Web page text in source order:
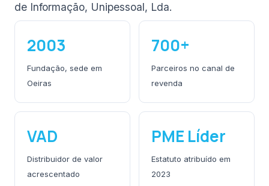
de Informação, Unipessoal, Lda.
2003
Fundação, sede em
Oeiras
700+
Parceiros no canal de
revenda
VAD
Distribuidor de valor
acrescentado
PME Líder
Estatuto atribuído em
2023